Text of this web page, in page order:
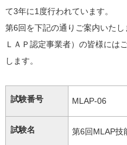
て3年に1度行われています。
第6回を下記の通りご案内いた
ＬＡＰ認定事業者）の皆様には
します。
試験番号 MLAP-06
試験名 第6回MLAP技